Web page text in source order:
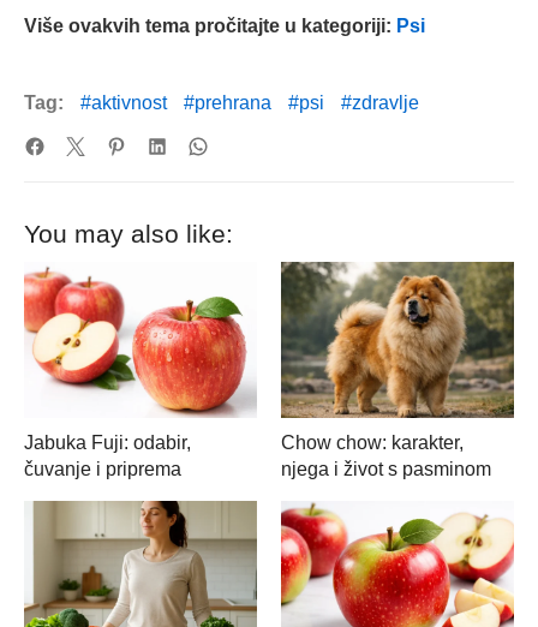
Više ovakvih tema pročitajte u kategoriji: Psi
Tag: aktivnost prehrana psi zdravlje
You may also like:
Jabuka Fuji: odabir,
čuvanje i priprema
Chow chow: karakter,
njega i život s pasminom